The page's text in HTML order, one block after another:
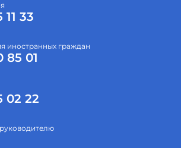
33
иностранных граждан
85 01
02 22